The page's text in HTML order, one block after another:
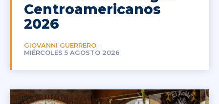
Centroamericanos
2026
GIOVANNI GUERRERO -
MIÉRCOLES 5 AGOSTO 2026